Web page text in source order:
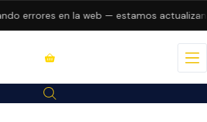
errores en la web — estamos